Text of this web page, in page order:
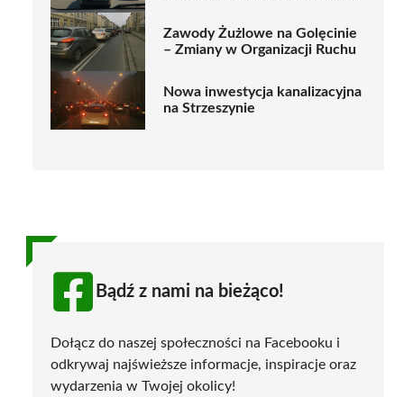
Zawody Żużlowe na Golęcinie
– Zmiany w Organizacji Ruchu
Nowa inwestycja kanalizacyjna
na Strzeszynie
Bądź z nami na bieżąco!
Dołącz do naszej społeczności na Facebooku i
odkrywaj najświeższe informacje, inspiracje oraz
wydarzenia w Twojej okolicy!